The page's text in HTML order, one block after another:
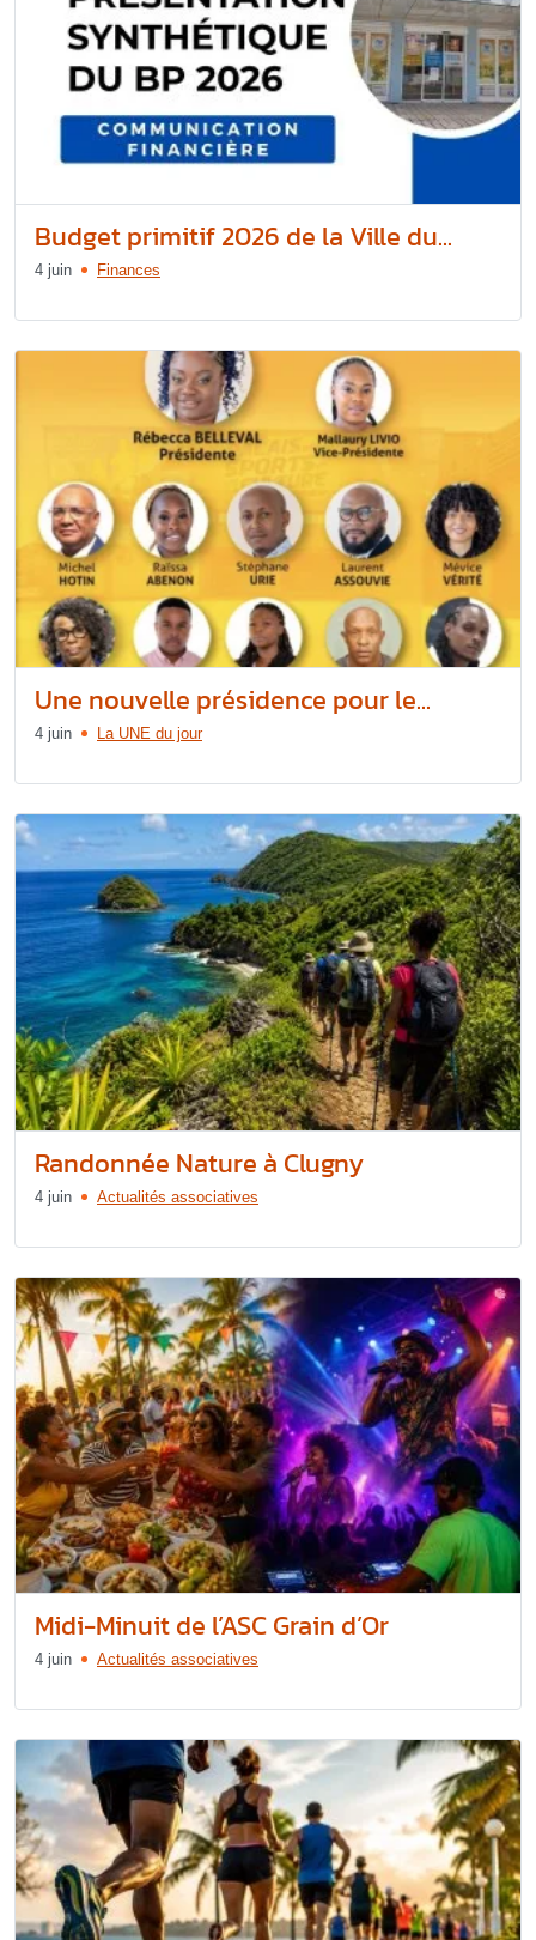
Budget primitif 2026 de la Ville du...
4 juin Finances
Une nouvelle présidence pour le...
4 juin La UNE du jour
Randonnée Nature à Clugny
4 juin Actualités associatives
Midi-Minuit de l’ASC Grain d’Or
4 juin Actualités associatives